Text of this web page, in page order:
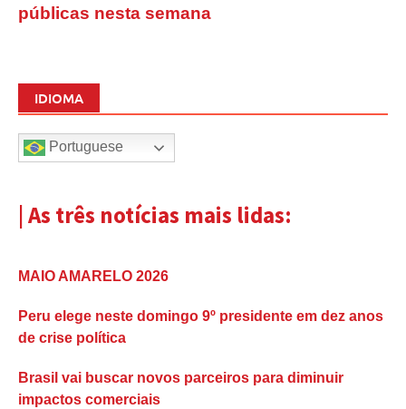
públicas nesta semana
IDIOMA
Portuguese
| As três notícias mais lidas:
MAIO AMARELO 2026
Peru elege neste domingo 9º presidente em dez anos
de crise política
Brasil vai buscar novos parceiros para diminuir
impactos comerciais